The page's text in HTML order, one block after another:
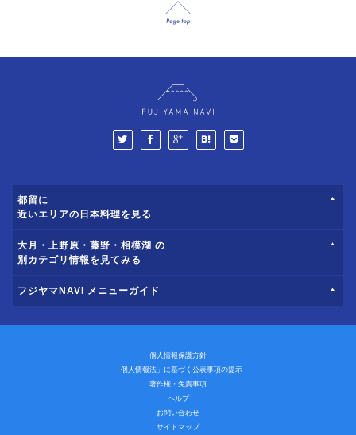
都留に
近いエリアの日本料理を見る
大月・上野原・藤野・相模湖 の
別カテゴリ情報を見てみる
フジヤマNAVI メニューガイド
個人情報保護方針
「個人情報法」に基づく公表事項の提示
著作権・免責事項
ヘルプ
お問い合わせ
サイトマップ